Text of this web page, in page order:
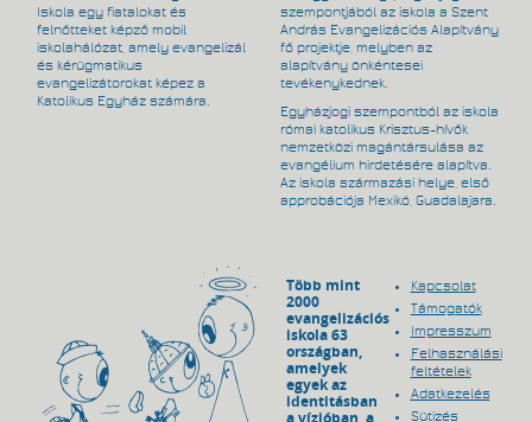
Iskola egy fiatalokat és
felnőtteket képző mobil
iskolahálózat, amely evangelizál
és kérügmatikus
evangelizátorokat képez a
Katolikus Egyház számára.
szempontjából az iskola a Szent
András Evangelizációs Alapítvány
fő projektje, melyben az
alapítvány önkéntesei
tevékenykednek.
Egyházjogi szempontból az iskola
római katolikus Krisztus-hívők
nemzetközi magántársulása az
evangélium hirdetésére alapítva.
Az iskola származási helye, első
approbációja Mexikó, Guadalajara.
Több mint
2000
evangelizációs
iskola 63
országban,
amelyek
egyek az
identitásban
a vízióban, a
Kapcsolat
Támogatók
Impresszum
Felhasználási
feltételek
Adatkezelés
Sütizés